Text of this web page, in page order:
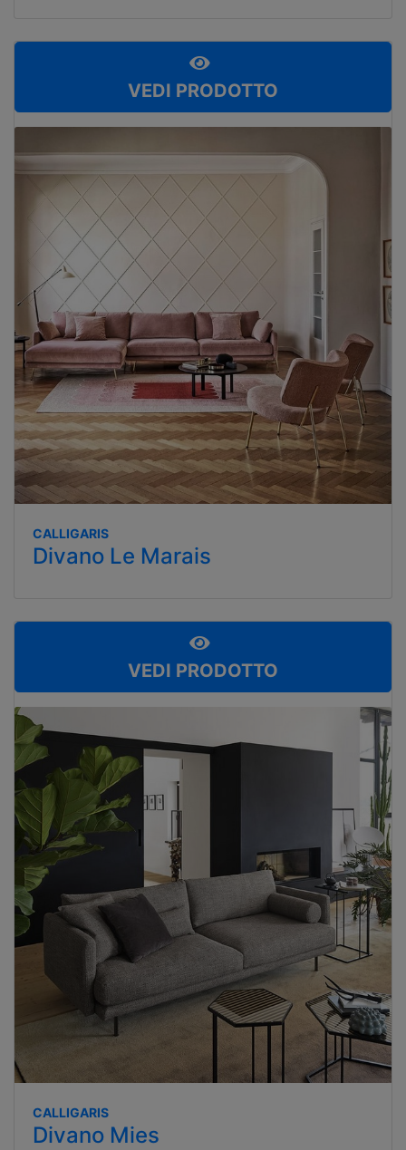
VEDI PRODOTTO
CALLIGARIS
Divano Le Marais
VEDI PRODOTTO
CALLIGARIS
Divano Mies